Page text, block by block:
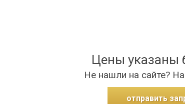
Цены указаны
Не нашли на сайте?
отправить